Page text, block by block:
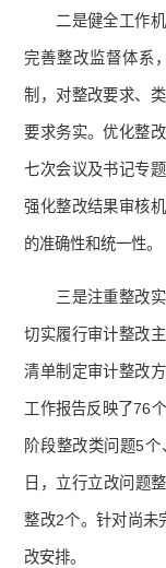
二是健全工作
完善整改监督体系
制，对整改要求、
要求务实。优化整
七次会议及书记专
强化整改结果审核
的准确性和统一性。
三是注重整改
切实履行审计整改
清单制定审计整改
工作报告反映了76
阶段整改类问题5
日，立行立改问题
整改2个。针对尚未
改安排。